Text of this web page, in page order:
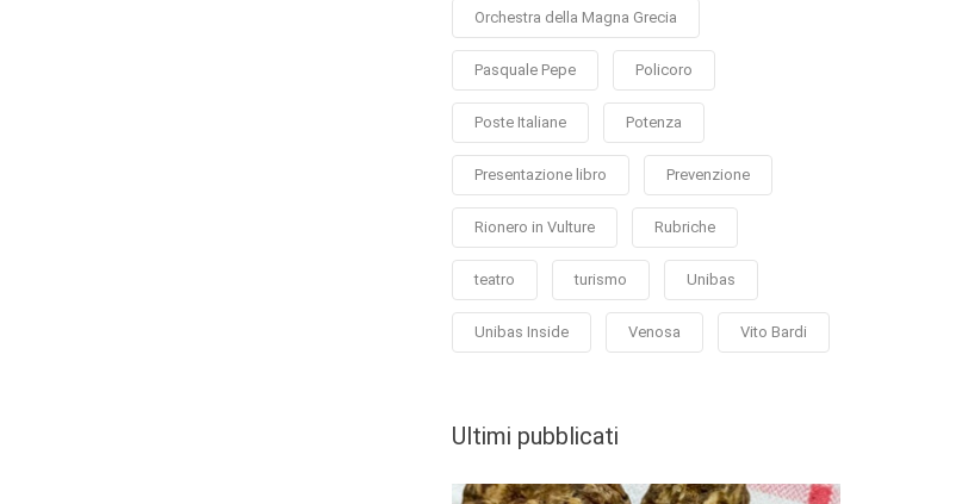
Orchestra della Magna Grecia
Pasquale Pepe Policoro
Poste Italiane Potenza
Presentazione libro Prevenzione
Rionero in Vulture Rubriche
teatro turismo Unibas
Unibas Inside Venosa Vito Bardi
Ultimi pubblicati